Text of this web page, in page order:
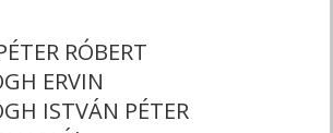
RÓBERT
ERVIN
ISTVÁN PÉTER